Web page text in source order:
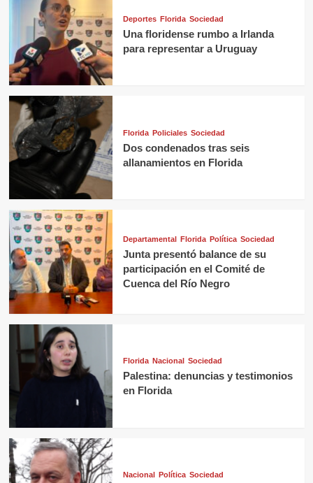
Deportes Florida Sociedad
Una floridense rumbo a Irlanda
para representar a Uruguay
Florida Policiales Sociedad
Dos condenados tras seis
allanamientos en Florida
Departamental Florida Política Sociedad
Junta presentó balance de su
participación en el Comité de
Cuenca del Río Negro
Florida Nacional Sociedad
Palestina: denuncias y testimonios
en Florida
Nacional Política Sociedad